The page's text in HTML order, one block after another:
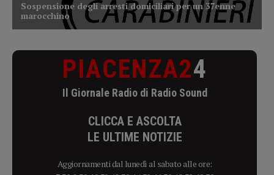
PIACENZA24
Il Giornale Radio di Radio Sound
CLICCA E ASCOLTA
LE ULTIME NOTIZIE
Aggiornamenti dal lunedì al sabato alle ore: